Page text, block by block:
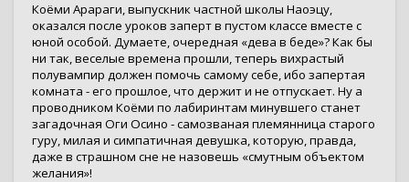
Коёми Арараги, выпускник частной школы Наоэцу,
оказался после уроков заперт в пустом классе вместе с
юной особой. Думаете, очередная «дева в беде»? Как бы
ни так, веселые времена прошли, теперь вихрастый
полувампир должен помочь самому себе, ибо запертая
комната - его прошлое, что держит и не отпускает. Ну а
проводником Коёми по лабиринтам минувшего станет
загадочная Оги Осино - самозваная племянница старого
гуру, милая и симпатичная девушка, которую, правда,
даже в страшном сне не назовешь «смутным объектом
желания»!